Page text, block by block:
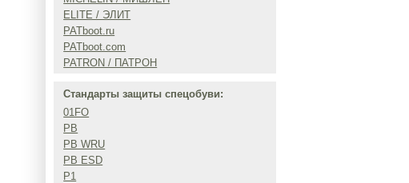
ELITE / ЭЛИТ
PATboot.ru
PATboot.com
PATRON / ПАТРОН
Стандарты защиты спецобуви:
01FO
PB
PB WRU
PB ESD
P1